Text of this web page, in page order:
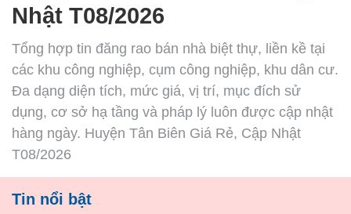
Nhật T08/2026
Tổng hợp tin đăng rao bán nhà biệt thự, liền kề tại
các khu công nghiệp, cụm công nghiệp, khu dân cư.
Đa dạng diện tích, mức giá, vị trí, mục đích sử
dụng, cơ sở hạ tầng và pháp lý luôn được cập nhật
hàng ngày. Huyện Tân Biên Giá Rẻ, Cập Nhật
T08/2026
Tin nổi bật